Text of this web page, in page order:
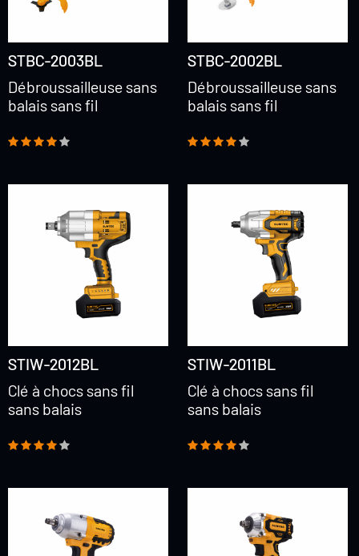
STBC-2003BL
Débroussailleuse sans
balais sans fil
STBC-2002BL
Débroussailleuse sans
balais sans fil
STIW-2012BL
Clé à chocs sans fil
sans balais
STIW-2011BL
Clé à chocs sans fil
sans balais